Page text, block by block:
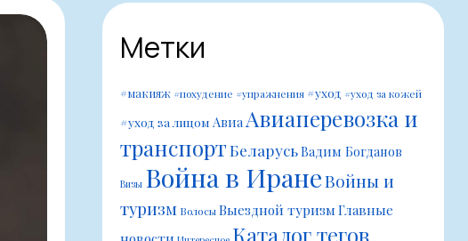
Метки
#макияж #похудение #упражнения #уход #уход за кожей
#уход за лицом Авиа Авиаперевозка и
транспортБеларусьВадим Богданов
Визы Война в ИранеВойны и
туризм ВолосыВыездной туризмГлавные
Каталог тегов